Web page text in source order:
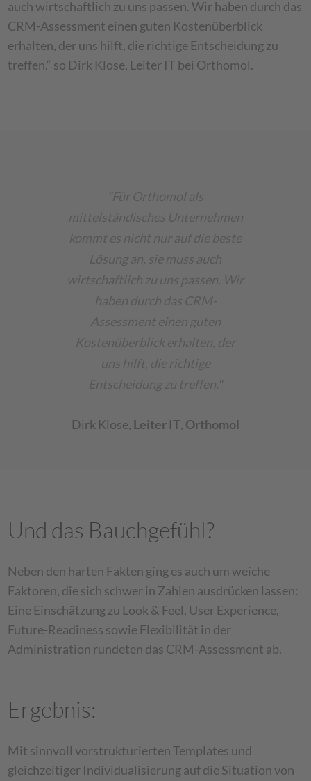
auch wirtschaftlich zu uns passen. Wir haben durch das
CRM-Assessment einen guten Kostenüberblick
erhalten, der uns hilft, die richtige Entscheidung zu
treffen.“ so Dirk Klose, Leiter IT bei Orthomol.
"Für Orthomol als
mittelständisches Unternehmen
kommt es nicht nur auf die beste
Lösung an, sie muss auch
wirtschaftlich zu uns passen. Wir
haben durch das CRM-
Assessment einen guten
Kostenüberblick erhalten, der
uns hilft, die richtige
Entscheidung zu treffen."
Dirk Klose, Leiter IT, Orthomol
Und das Bauchgefühl?
Neben den harten Fakten ging es auch um weiche
Faktoren, die sich schwer in Zahlen ausdrücken lassen:
Eine Einschätzung zu Look & Feel, User Experience,
Future-Readiness sowie Flexibilität in der
Administration rundeten das CRM-Assessment ab.
Ergebnis:
Mit sinnvoll vorstrukturierten Templates und
gleichzeitiger Individualisierung auf die Situation von